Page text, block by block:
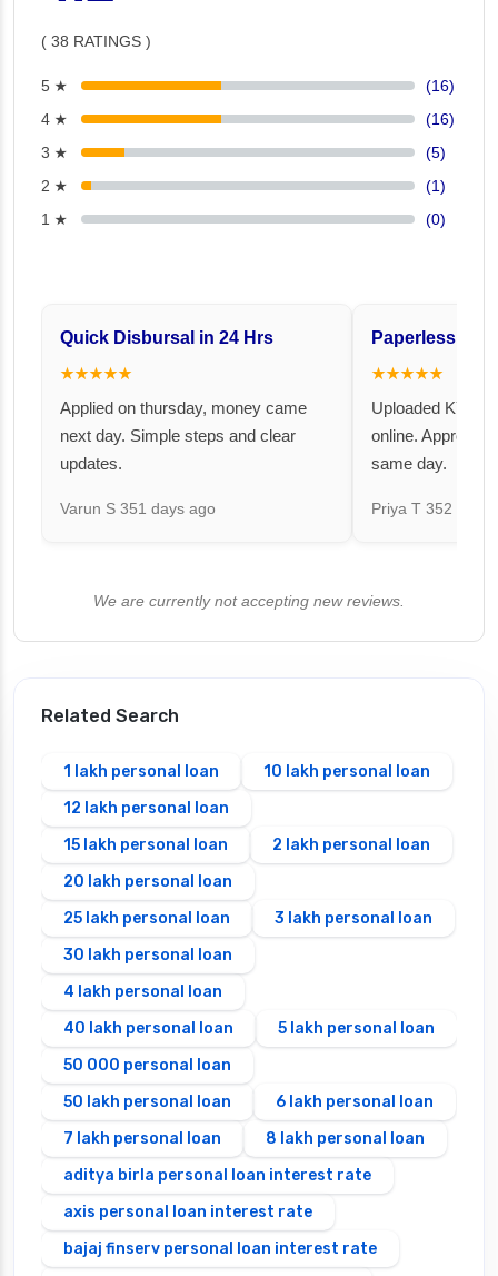
( 38 RATINGS )
5 ★
(16)
4 ★
(16)
3 ★
(5)
2 ★
(1)
1 ★
(0)
Quick Disbursal in 24 Hrs
★★★★★
Applied on thursday, money came
next day. Simple steps and clear
updates.
Varun S 351 days ago
Paperless and
★★★★★
Uploaded KYC
online. Approval
same day.
Priya T 352 days
We are currently not accepting new reviews.
Related Search
1 lakh personal loan
10 lakh personal loan
12 lakh personal loan
15 lakh personal loan
2 lakh personal loan
20 lakh personal loan
25 lakh personal loan
3 lakh personal loan
30 lakh personal loan
4 lakh personal loan
40 lakh personal loan
5 lakh personal loan
50 000 personal loan
50 lakh personal loan
6 lakh personal loan
7 lakh personal loan
8 lakh personal loan
aditya birla personal loan interest rate
axis personal loan interest rate
bajaj finserv personal loan interest rate